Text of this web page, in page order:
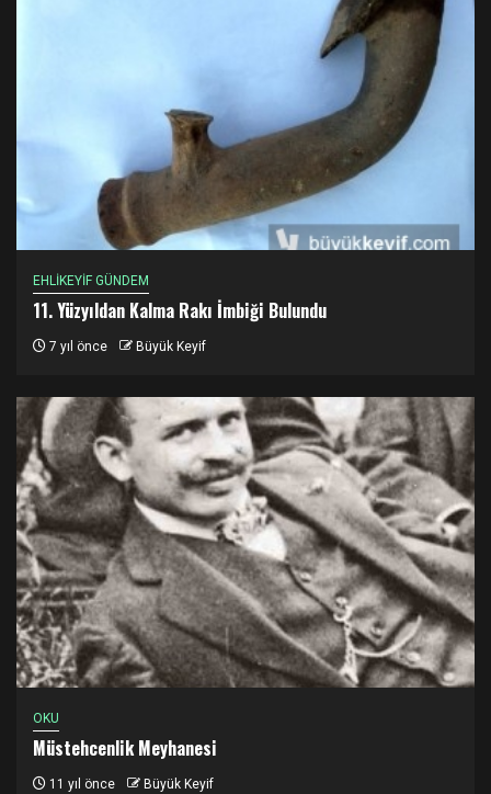
EHLİKEYİF GÜNDEM
11. Yüzyıldan Kalma Rakı İmbiği Bulundu
7 yıl önce Büyük Keyif
OKU
Müstehcenlik Meyhanesi
11 yıl önce Büyük Keyif